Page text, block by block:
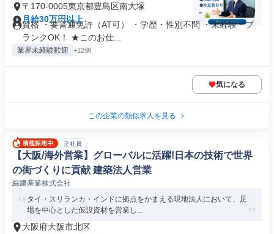
〒170-0005東京都豊島区南大塚
月給30万円以上
資格 ・要普通免許（AT可） ・学歴・性別不問 ・未経験・ブ
ランクOK！ ★このお仕...
業界未経験歓迎 +12個
気になる
この企業の類似求人を見る
正社員
【大阪/海外営業】グローバルに活躍!日本の技術で世界
の街づくりに貢献 建築法人営業
綜建産業株式会社
タイ・スリランカ・インドに拠点をかまえる現地法人において、足
場を中心とした仮設資材を営業し...
大阪府大阪市北区